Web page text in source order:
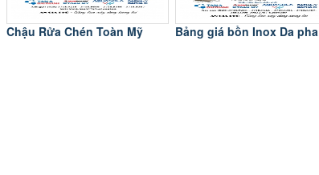
Chậu Rửa Chén Toàn Mỹ Bảng giá bồn Inox Da pha